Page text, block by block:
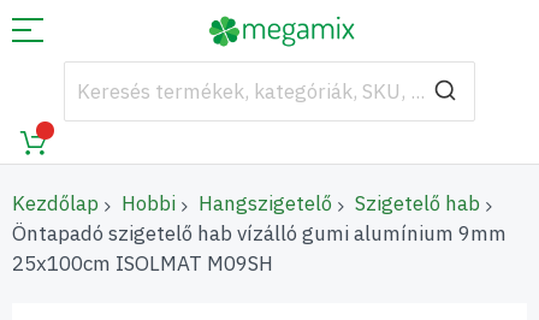
Kezdőlap Hobbi Hangszigetelő
Szigetelő hab
Öntapadó szigetelő hab vízálló gumi alumínium 9mm
25x100cm ISOLMAT M09SH